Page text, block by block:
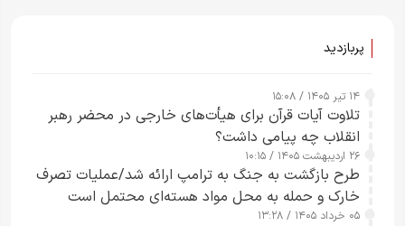
پربازدید
۱۴ تیر ۱۴۰۵ / ۱۵:۰۸
تلاوت آیات قرآن برای هیأت‌های خارجی در محضر رهبر
انقلاب چه پیامی داشت؟
۲۶ اردیبهشت ۱۴۰۵ / ۱۰:۱۵
طرح‌ بازگشت به جنگ به ترامپ ارائه شد/عملیات تصرف
خارک و حمله به محل مواد هسته‌ای محتمل است
۰۵ خرداد ۱۴۰۵ / ۱۳:۲۸